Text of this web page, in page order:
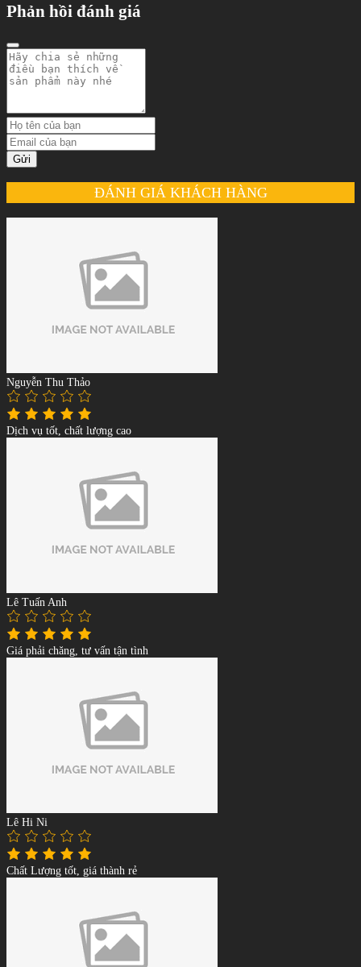
Phản hồi đánh giá
Gửi
ĐÁNH GIÁ KHÁCH HÀNG
Nguyễn Thu Thảo
Dịch vụ tốt, chất lượng cao
Lê Tuấn Anh
Giá phải chăng, tư vấn tận tình
Lê Hi Ni
Chất Lượng tốt, giá thành rẻ